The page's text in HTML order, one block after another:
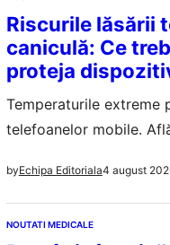
Riscurile lăsării
caniculă: Ce
proteja
Temperaturile extreme
telefoanelor mobile.
byEchipa Editoriala4 august
NOUTATI MEDICALE